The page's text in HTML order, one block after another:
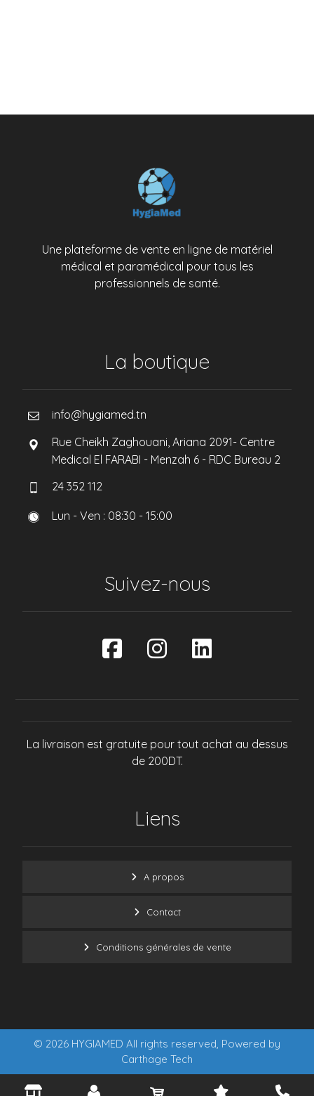
Une plateforme de vente en ligne de matériel
médical et paramédical pour tous les
professionnels de santé.
La boutique
info@hygiamed.tn
Rue Cheikh Zaghouani, Ariana 2091- Centre
Medical El FARABI - Menzah 6 - RDC Bureau 2
24 352 112
Lun - Ven : 08:30 - 15:00
Suivez-nous
La livraison est gratuite pour tout achat au dessus
de 200DT.
Liens
A propos
Contact
Conditions générales de vente
© 2026 HYGIAMED All rights reserved, Powered by
Carthage Tech